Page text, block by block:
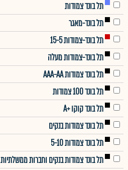
תל בונד צמודות
תל בונד-מאגר
תל בונד-צמודות 15-5
תל בונד-צמודות מעלה
תל בונד צמודות AAA-AA
תל בונד 100 צמודות
תל בונד קוקו +A
תל בונד צמודות בנקים
תל בונד צמודות 5-10
תל בונד צמודות בנקים וחברות ממשלתיות